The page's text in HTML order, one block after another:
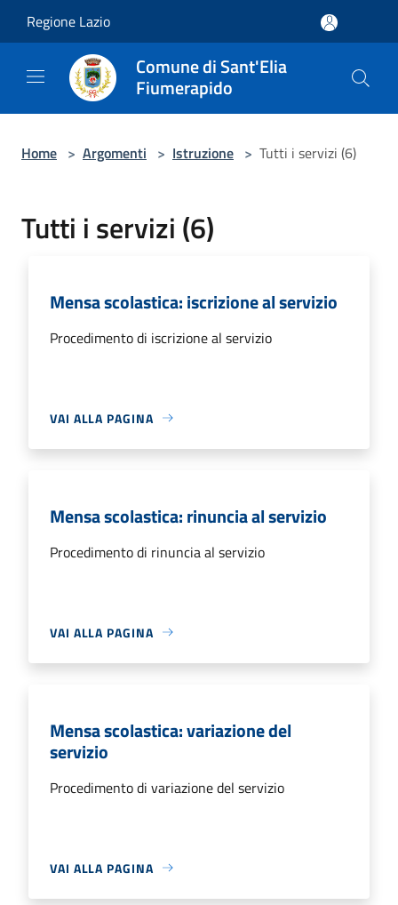
Regione Lazio
Comune di Sant'Elia
Fiumerapido
Home > Argomenti > Istruzione > Tutti i servizi (6)
Tutti i servizi (6)
Mensa scolastica: iscrizione al servizio
Procedimento di iscrizione al servizio
VAI ALLA PAGINA
Mensa scolastica: rinuncia al servizio
Procedimento di rinuncia al servizio
VAI ALLA PAGINA
Mensa scolastica: variazione del
servizio
Procedimento di variazione del servizio
VAI ALLA PAGINA